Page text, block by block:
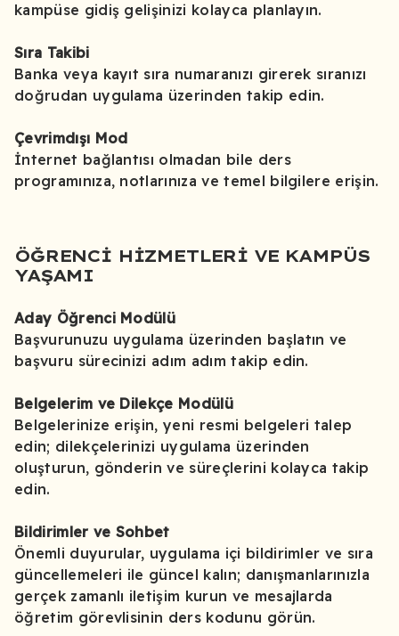
kampüse gidiş gelişinizi kolayca planlayın.
Sıra Takibi
Banka veya kayıt sıra numaranızı girerek sıranızı
doğrudan uygulama üzerinden takip edin.
Çevrimdışı Mod
İnternet bağlantısı olmadan bile ders
programınıza, notlarınıza ve temel bilgilere erişin.
ÖĞRENCI HIZMETLERI VE KAMPÜS
YAŞAMI
Aday Öğrenci Modülü
Başvurunuzu uygulama üzerinden başlatın ve
başvuru sürecinizi adım adım takip edin.
Belgelerim ve Dilekçe Modülü
Belgelerinize erişin, yeni resmi belgeleri talep
edin; dilekçelerinizi uygulama üzerinden
oluşturun, gönderin ve süreçlerini kolayca takip
edin.
Bildirimler ve Sohbet
Önemli duyurular, uygulama içi bildirimler ve sıra
güncellemeleri ile güncel kalın; danışmanlarınızla
gerçek zamanlı iletişim kurun ve mesajlarda
öğretim görevlisinin ders kodunu görün.